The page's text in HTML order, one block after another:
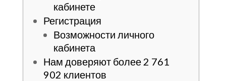
кабинете
Регистрация
Возможности личного
кабинета
Нам доверяют более 2 761
902 клиентов